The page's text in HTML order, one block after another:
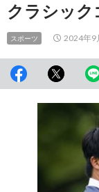
クラシック
スポーツ 2024年9